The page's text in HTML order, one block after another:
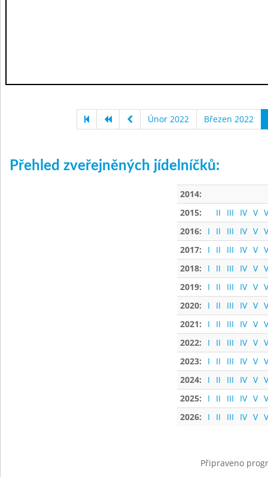
Únor 2022 Březen 2022
Přehled zveřejněných jídelníčků:
2014:
2015:
II III IV V
2016:
I II III IV V
2017:
I II III IV V
2018:
I II III IV V
2019:
I II III IV V
2020:
I II III IV V
2021:
I II III IV V
2022:
I II III IV V
2023:
I II III IV V
2024:
I II III IV V
2025:
I II III IV V
2026:
I II III IV V
Připraveno